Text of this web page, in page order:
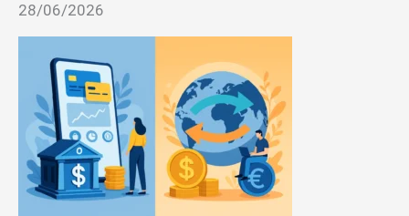
28/06/2026